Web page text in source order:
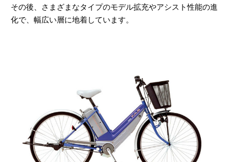
試乗
その後、さまざまなタイプのモデル拡充やアシスト性能の進
化で、幅広い層に地着しています。